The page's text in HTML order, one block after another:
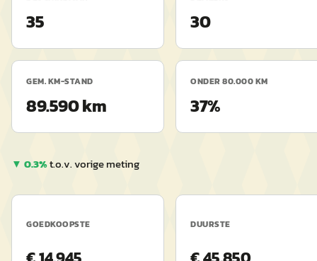
35 30
GEM. KM-STAND
89.590 km
ONDER 80.000 KM
37%
▼ 0.3%t.o.v. vorige meting
GOEDKOOPSTE DUURSTE